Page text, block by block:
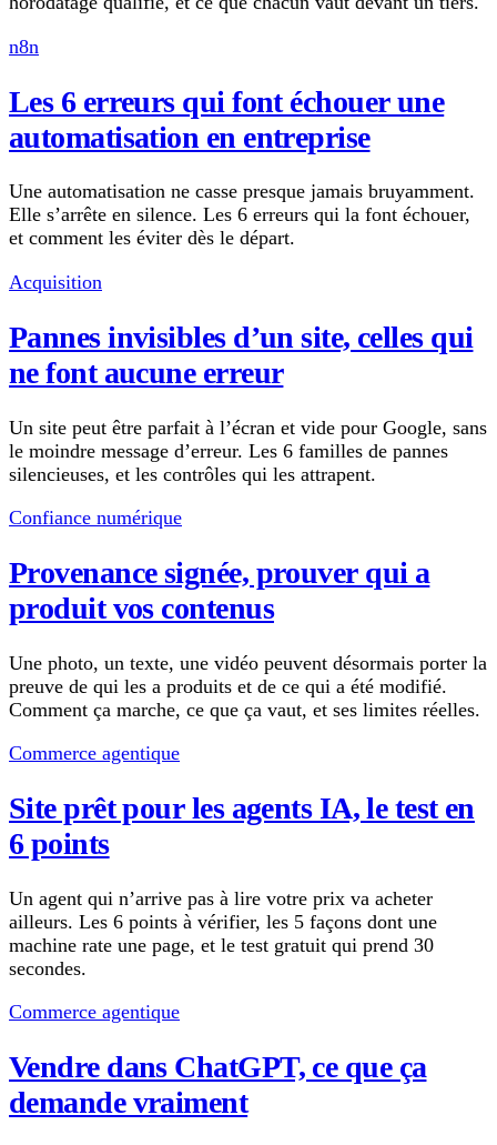
n8n
Les 6 erreurs qui font échouer une
automatisation en entreprise
Une automatisation ne casse presque jamais bruyamment.
Elle s’arrête en silence. Les 6 erreurs qui la font échouer,
et comment les éviter dès le départ.
Acquisition
Pannes invisibles d’un site, celles qui
ne font aucune erreur
Un site peut être parfait à l’écran et vide pour Google, sans
le moindre message d’erreur. Les 6 familles de pannes
silencieuses, et les contrôles qui les attrapent.
Confiance numérique
Provenance signée, prouver qui a
produit vos contenus
Une photo, un texte, une vidéo peuvent désormais porter la
preuve de qui les a produits et de ce qui a été modifié.
Comment ça marche, ce que ça vaut, et ses limites réelles.
Commerce agentique
Site prêt pour les agents IA, le test en
6 points
Un agent qui n’arrive pas à lire votre prix va acheter
ailleurs. Les 6 points à vérifier, les 5 façons dont une
machine rate une page, et le test gratuit qui prend 30
secondes.
Commerce agentique
Vendre dans ChatGPT, ce que ça
demande vraiment